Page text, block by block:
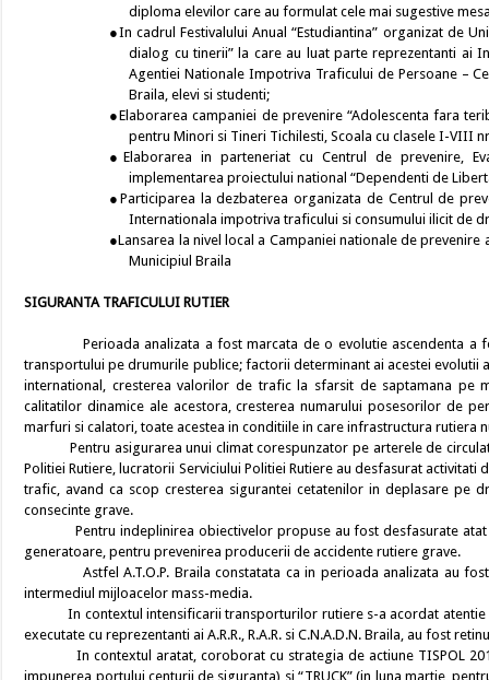
diploma elevilor care au formulat cele mai sugestive
●In cadrul Festivalului Anual “Estudiantina” organizat de
dialog cu tinerii” la care au luat parte reprezentanti ai
Agentiei Nationale Impotriva Traficului de Persoane –
Braila, elevi si studenti;
●Elaborarea campaniei de prevenire “Adolescenta fara
pentru Minori si Tineri Tichilesti, Scoala cu clasele I-VIII
●Elaborarea in parteneriat cu Centrul de prevenire,
implementarea proiectului national “Dependenti de
●Participarea la dezbaterea organizata de Centrul de
Internationala impotriva traficului si consumului ilicit de
●Lansarea la nivel local a Campaniei nationale de
Municipiul Braila
SIGURANTA TRAFICULUI RUTIER
Perioada analizata a fost marcata de o evolutie ascendenta a
transportului pe drumurile publice; factorii determinant ai acestei
international, cresterea valorilor de trafic la sfarsit de saptamana pe
calitatilor dinamice ale acestora, cresterea numarului posesorilor de
marfuri si calatori, toate acestea in conditiile in care infrastructura rutiera
Pentru asigurarea unui climat corespunzator pe arterele de
Politiei Rutiere, lucratorii Serviciului Politiei Rutiere au desfasurat
trafic, avand ca scop cresterea sigurantei cetatenilor in deplasare pe
consecinte grave.
Pentru indeplinirea obiectivelor propuse au fost desfasurate atat
generatoare, pentru prevenirea producerii de accidente rutiere grave.
Astfel A.T.O.P. Braila constatata ca in perioada analizata au fost
intermediul mijloacelor mass-media.
In contextul intensificarii transporturilor rutiere s-a acordat atentie
executate cu reprezentanti ai A.R.R., R.A.R. si C.N.A.D.N. Braila, au fost
In contextul aratat, coroborat cu strategia de actiune TISPOL 2010,
impunerea portului centurii de siguranta) si “TRUCK” (in luna martie,